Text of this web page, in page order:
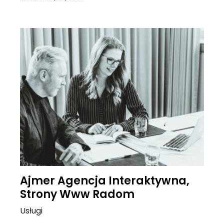
Ajmer Agencja Interaktywna,
Strony Www Radom
Usługi